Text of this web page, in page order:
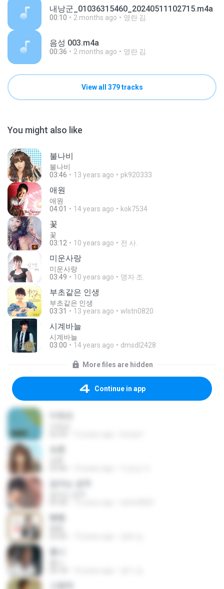
내낭군_01036315460_20240511102715.m4a
00:10 2 months ago 영란 김.
음성 003.m4a
00:36 2 months ago 영란 김.
View all 379 tracks
You might also like
불나비
불나비
03:46
13 years ago pk920333
애원
애원
04:01
14 years ago kok7534
꽃
꽃
03:12
10 years ago 전 사.
미운사랑
미운사랑
03:49
10 years ago 명자 조.
부초같은 인생
부초같은 인생
03:31
13 years ago wlstn0820
시계바늘
시계바늘
03:00
14 years ago dmsdl2428
More files are hidden
Continue in app